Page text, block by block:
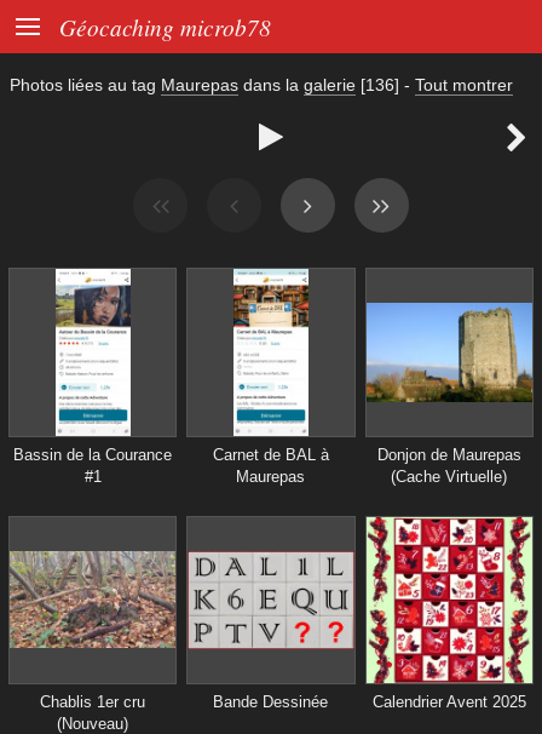
 Géocaching microb78
Photos liées au tag Maurepas dans la galerie [136] - Tout montrer
 
Bassin de la Courance
#1
Carnet de BAL à
Maurepas
Donjon de Maurepas
(Cache Virtuelle)
Chablis 1er cru
(Nouveau)
Bande Dessinée Calendrier Avent 2025